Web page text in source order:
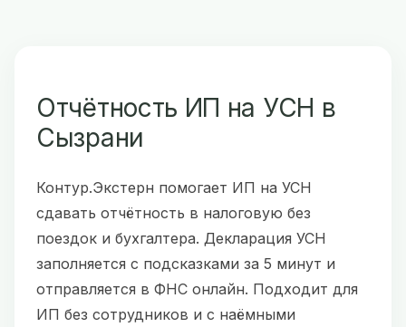
Отчётность ИП на УСН в
Сызрани
Контур.Экстерн помогает ИП на УСН
сдавать отчётность в налоговую без
поездок и бухгалтера. Декларация УСН
заполняется с подсказками за 5 минут и
отправляется в ФНС онлайн. Подходит для
ИП без сотрудников и с наёмными